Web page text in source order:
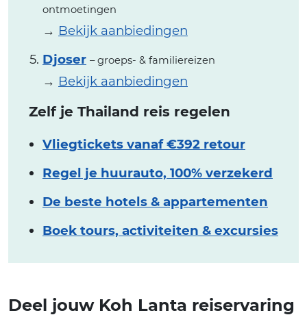
ontmoetingen
→ Bekijk aanbiedingen
Djoser – groeps- & familiereizen
→ Bekijk aanbiedingen
Zelf je Thailand reis regelen
Vliegtickets vanaf €392 retour
Regel je huurauto, 100% verzekerd
De beste hotels & appartementen
Boek tours, activiteiten & excursies
Deel jouw Koh Lanta reiservaring